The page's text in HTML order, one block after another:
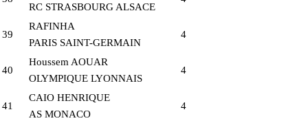
RC STRASBOURG ALSACE
39
RAFINHA
PARIS SAINT-GERMAIN
4
40
Houssem AOUAR
OLYMPIQUE LYONNAIS
4
41
CAIO HENRIQUE
AS MONACO
4